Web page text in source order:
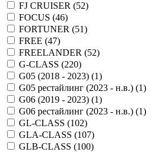
FJ CRUISER (52)
FOCUS (46)
FORTUNER (51)
FREE (47)
FREELANDER (52)
G-CLASS (220)
G05 (2018 - 2023) (1)
G05 рестайлинг (2023 - н.в.) (1)
G06 (2019 - 2023) (1)
G06 рестайлинг (2023 - н.в.) (1)
GL-CLASS (102)
GLA-CLASS (107)
GLB-CLASS (100)